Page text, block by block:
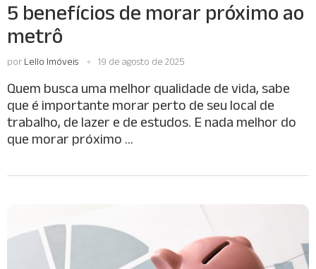
5 benefícios de morar próximo ao
metrô
por Lello Imóveis 19 de agosto de 2025
Quem busca uma melhor qualidade de vida, sabe
que é importante morar perto de seu local de
trabalho, de lazer e de estudos. E nada melhor do
que morar próximo …